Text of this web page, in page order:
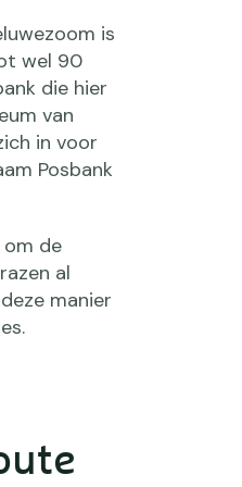
is
wel 90
die hier
van
in voor
Posbank
om de
al
manier